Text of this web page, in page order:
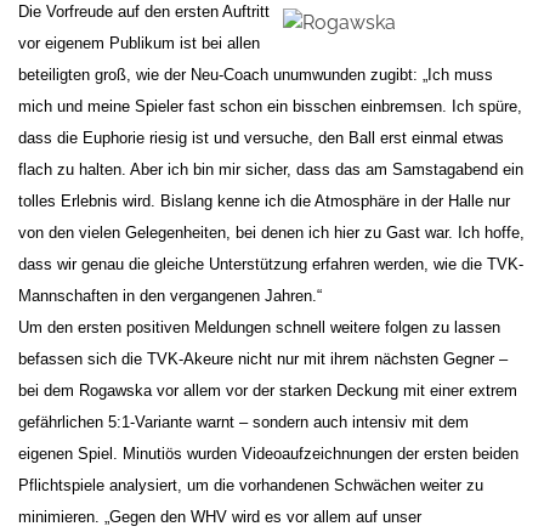
Die Vorfreude auf den ersten Auftritt
vor eigenem Publikum ist bei allen
beteiligten groß, wie der Neu-Coach unumwunden zugibt: „Ich muss
mich und meine Spieler fast schon ein bisschen einbremsen. Ich spüre,
dass die Euphorie riesig ist und versuche, den Ball erst einmal etwas
flach zu halten. Aber ich bin mir sicher, dass das am Samstagabend ein
tolles Erlebnis wird. Bislang kenne ich die Atmosphäre in der Halle nur
von den vielen Gelegenheiten, bei denen ich hier zu Gast war. Ich hoffe,
dass wir genau die gleiche Unterstützung erfahren werden, wie die TVK-
Mannschaften in den vergangenen Jahren.“
Um den ersten positiven Meldungen schnell weitere folgen zu lassen
befassen sich die TVK-Akeure nicht nur mit ihrem nächsten Gegner –
bei dem Rogawska vor allem vor der starken Deckung mit einer extrem
gefährlichen 5:1-Variante warnt – sondern auch intensiv mit dem
eigenen Spiel. Minutiös wurden Videoaufzeichnungen der ersten beiden
Pflichtspiele analysiert, um die vorhandenen Schwächen weiter zu
minimieren. „Gegen den WHV wird es vor allem auf unser